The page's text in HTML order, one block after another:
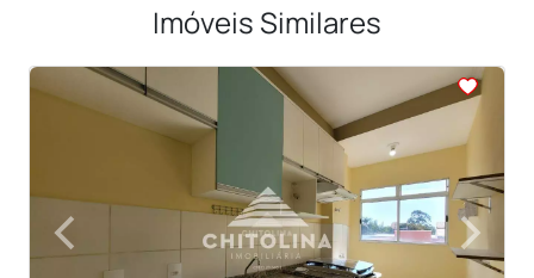
Imóveis Similares
<
‹Previous ›
Next